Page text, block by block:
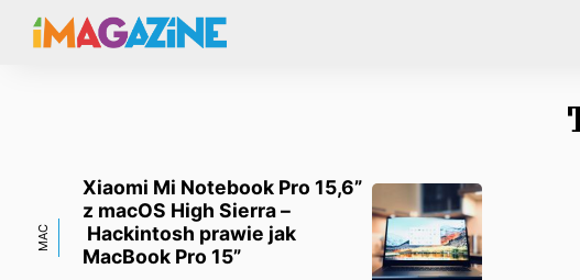
MAC
Xiaomi Mi Notebook Pro 15,6”
z macOS High Sierra –
Hackintosh prawie jak
MacBook Pro 15”